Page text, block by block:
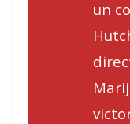
un